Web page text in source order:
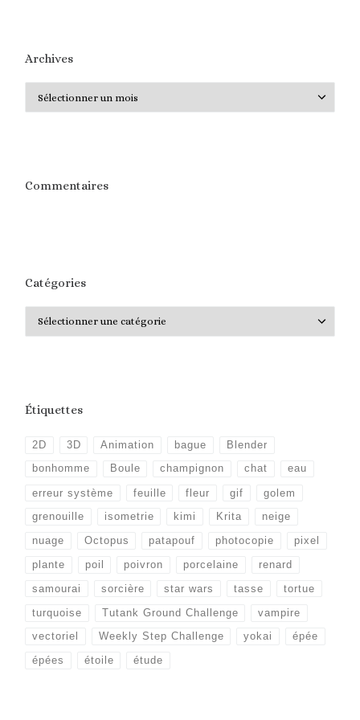
Archives
Commentaires
Catégories
Étiquettes
2D 3D Animation bague Blender
bonhomme Boule champignon chat eau
erreur système feuille fleur gif golem
grenouille isometrie kimi Krita neige
nuage Octopus patapouf photocopie pixel
plante poil poivron porcelaine renard
samourai sorcière star wars tasse tortue
turquoise Tutank Ground Challenge vampire
vectoriel Weekly Step Challenge yokai épée
épées étoile étude